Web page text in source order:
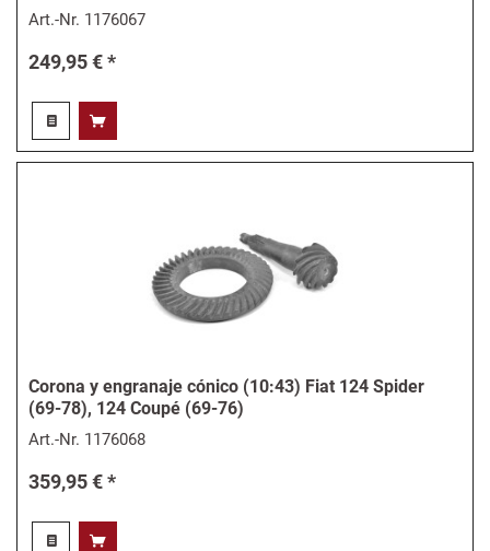
Art.-Nr. 1176067
249,95 € *
Corona y engranaje cónico (10:43) Fiat 124 Spider
(69-78), 124 Coupé (69-76)
Art.-Nr. 1176068
359,95 € *